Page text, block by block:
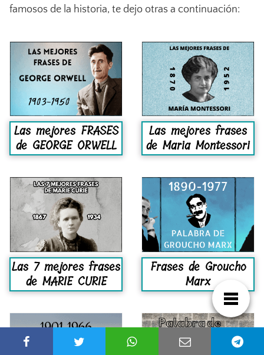
famosos de la historia, te dejo otras a continuación:
Las mejores FRASES
de GEORGE ORWELL
Las mejores frases
de Maria Montessori
Las 7 mejores frases
de MARIE CURIE
Frases de Groucho
Marx